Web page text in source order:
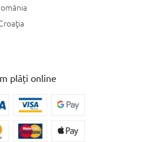
plăți online